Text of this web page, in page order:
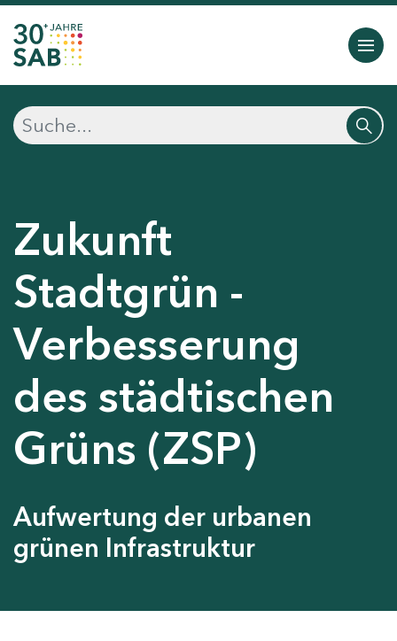
Zukunft
Stadtgrün -
Verbesserung
des städtischen
Grüns (ZSP)
Aufwertung der urbanen
grünen Infrastruktur